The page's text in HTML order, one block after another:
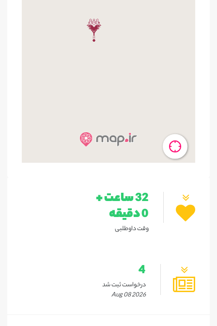
32 ساعت +
0 دقیقه
وقت داوطلبی
4
درخواست ثبت شد
Aug 08 2026